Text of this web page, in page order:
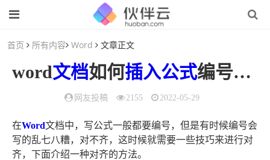
首页 所有内容 Word 文章正文
word文档如何插入公式编号并对齐
网友投稿 2155 2022-05-29
在Word文档中，写公式一般都要编号，但是有时候编号会
写的乱七八糟，对不齐，这时候就需要一些技巧来进行对
齐，下面介绍一种对齐的方法。